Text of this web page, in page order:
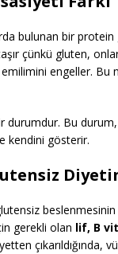
bulunan bir protein
çünkü gluten,
emilimini engeller.
durumdur. Bu
kendini gösterir.
gerekli olan lif, B
çıkarıldığında,